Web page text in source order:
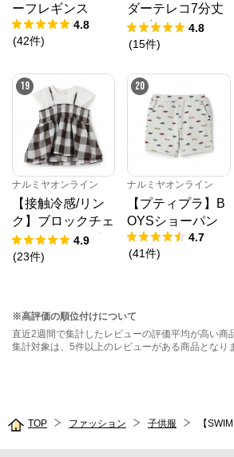
ーフレギンス
4.8
(42件)
ダーテレコ7分丈
レギンス
4.8
(15件)
19
ナルミヤオンライン
【接触冷感/リン
ク】ブロックチェ
ックドッキングT
シャツ
4.9
(23件)
20
ナルミヤオンライン
【プティプラ】B
OYSショーパン
4.7
(41件)
※高評価の順位付けについて
直近2週間で集計したレビューの評価平均が高い商
集計対象は、5件以上のレビューがある商品となり
TOP ファッション 子供服 【